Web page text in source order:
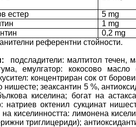
естер
5 mg
1 mg
0,2 mg
референтни стойности.
подсладители: малтитол течен,
емулгатор: кокосово масло
концентриран сок от
нишесте; зеаксантин 5 %,
киселина; богат на
натриев октенил сукцинат
на киселинността: лимонена
триглицериди);